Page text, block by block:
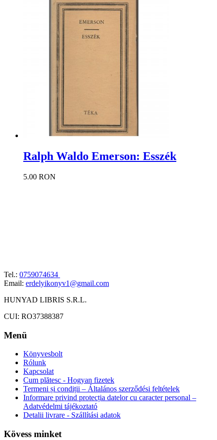
Ralph Waldo Emerson: Esszék
5.00 RON
Tel.: 0759074634
Email: erdelyikonyv1@gmail.com
HUNYAD LIBRIS S.R.L.
CUI: RO37388387
Menü
Könyvesbolt
Rólunk
Kapcsolat
Cum plătesc - Hogyan fizetek
Termeni și condiții – Általános szerződési feltételek
Informare privind protecția datelor cu caracter personal –
Adatvédelmi tájékoztató
Detalii livrare - Szállítási adatok
Kövess minket